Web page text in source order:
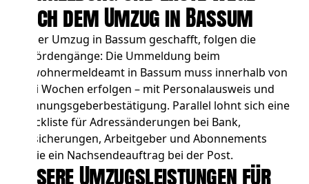
nach dem Umzug in Bassum
Ist der Umzug in Bassum geschafft, folgen die
Behördengänge: Die Ummeldung beim
Einwohnermeldeamt in Bassum muss innerhalb von
zwei Wochen erfolgen – mit Personalausweis und
Wohnungsgeberbestätigung. Parallel lohnt sich eine
Checkliste für Adressänderungen bei Bank,
Versicherungen, Arbeitgeber und Abonnements
sowie ein Nachsendeauftrag bei der Post.
Unsere Umzugsleistungen für